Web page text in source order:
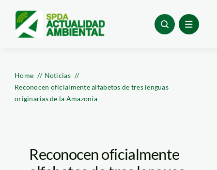
content
Home
Noticias
Reconocen oficialmente alfabetos de tres lenguas
originarias de la Amazonía
Reconocen oficialmente